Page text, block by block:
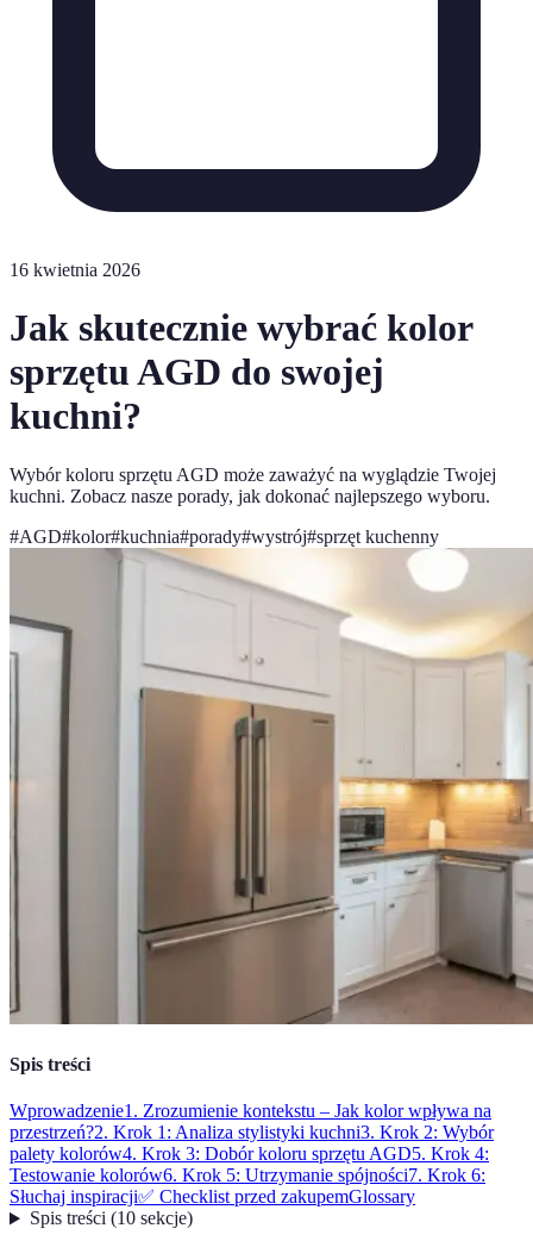
16 kwietnia 2026
Jak skutecznie wybrać kolor
sprzętu AGD do swojej
kuchni?
Wybór koloru sprzętu AGD może zaważyć na wyglądzie Twojej
kuchni. Zobacz nasze porady, jak dokonać najlepszego wyboru.
#AGD#kolor#kuchnia#porady#wystrój#sprzęt kuchenny
Spis treści
Wprowadzenie1. Zrozumienie kontekstu – Jak kolor wpływa na
przestrzeń?2. Krok 1: Analiza stylistyki kuchni3. Krok 2: Wybór
palety kolorów4. Krok 3: Dobór koloru sprzętu AGD5. Krok 4:
Testowanie kolorów6. Krok 5: Utrzymanie spójności7. Krok 6:
Słuchaj inspiracji✅ Checklist przed zakupemGlossary
Spis treści(10 sekcje)